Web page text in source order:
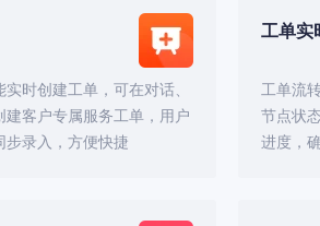
时创建工单，可在对话、
建客户专属服务工单，用户
步录入，方便快捷
工单实
工单流
节点状
进度，